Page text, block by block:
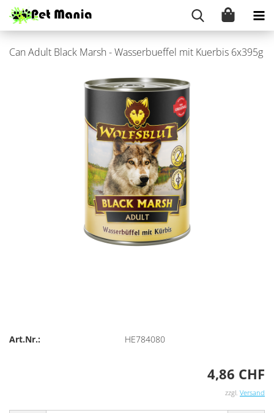
Can Adult Black Marsh - Was­ser­buef­fel mit Ku­er­bis 6x395g
Art.Nr.: HE784080
4,86 CHF
zzgl. Versand